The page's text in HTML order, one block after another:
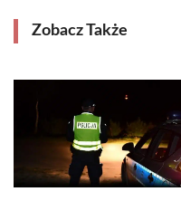
Zobacz Także